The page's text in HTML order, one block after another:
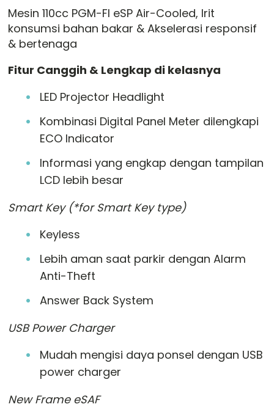
Mesin 110cc PGM-FI eSP Air-Cooled, Irit
konsumsi bahan bakar & Akselerasi responsif
& bertenaga
Fitur Canggih & Lengkap di kelasnya
LED Projector Headlight
Kombinasi Digital Panel Meter dilengkapi
ECO Indicator
Informasi yang engkap dengan tampilan
LCD lebih besar
Smart Key (*for Smart Key type)
Keyless
Lebih aman saat parkir dengan Alarm
Anti-Theft
Answer Back System
USB Power Charger
Mudah mengisi daya ponsel dengan USB
power charger
New Frame eSAF